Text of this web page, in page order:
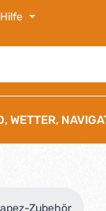
WETTER,
Zubehör